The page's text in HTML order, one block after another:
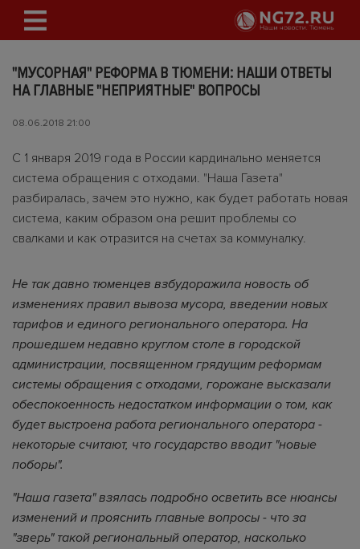
"МУСОРНАЯ" РЕФОРМА В ТЮМЕНИ: НАШИ ОТВЕТЫ
НА ГЛАВНЫЕ "НЕПРИЯТНЫЕ" ВОПРОСЫ
08.06.2018 21:00
С 1 января 2019 года в России кардинально меняется
система обращения с отходами. "Наша Газета"
разбиралась, зачем это нужно, как будет работать новая
система, каким образом она решит проблемы со
свалками и как отразится на счетах за коммуналку.
Не так давно тюменцев взбудоражила новость об
изменениях правил вывоза мусора, введении новых
тарифов и единого регионального оператора. На
прошедшем недавно круглом столе в городской
администрации, посвященном грядущим реформам
системы обращения с отходами, горожане высказали
обеспокоенность недостатком информации о том, как
будет выстроена работа регионального оператора -
некоторые считают, что государство вводит "новые
поборы".
"Наша газета" взялась подробно осветить все нюансы
изменений и прояснить главные вопросы - что за
"зверь" такой региональный оператор, насколько